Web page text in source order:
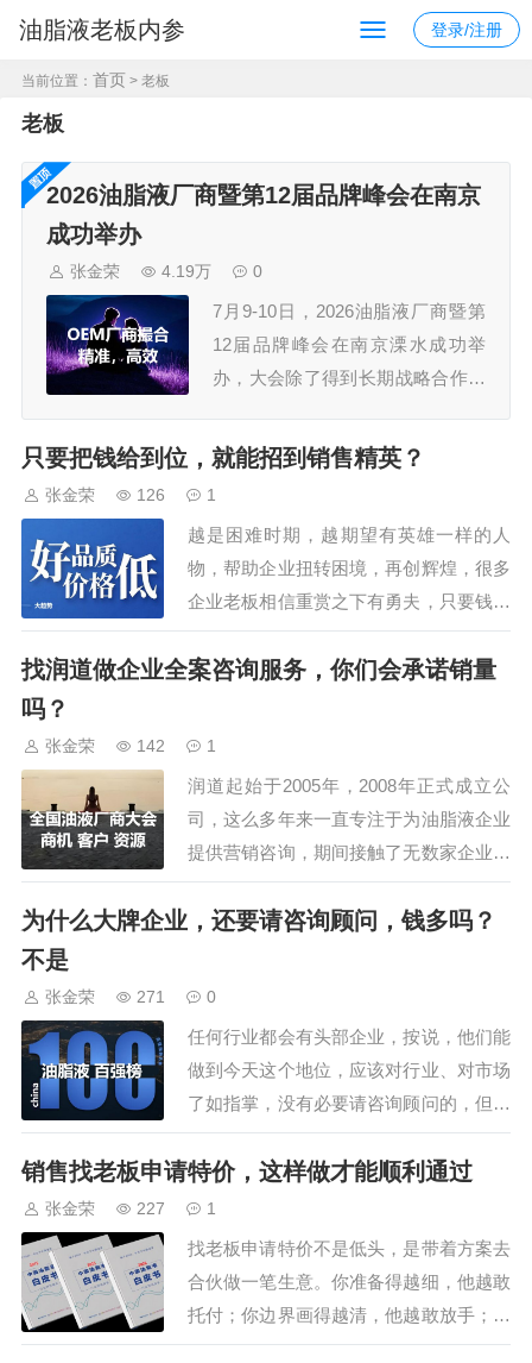
油脂液老板内参 登录/注册
当前位置： 首页 > 老板
老板
2026油脂液厂商暨第12届品牌峰会在南京
成功举办
张金荣 4.19万 0
7月9-10日，2026油脂液厂商暨第
12届品牌峰会在南京溧水成功举
办，大会除了得到长期战略合作伙
司、江苏汤姆智能装备有限公司的
会还安排了参观车油尿素液领导品
牌，占地195亩的可兰素工厂，特
种润滑脂企业，占…
只要把钱给到位，就能招到销售精英？
张金荣 126 1
越是困难时期，越期望有英雄一样的人
物，帮助企业扭转困境，再创辉煌，很多
企业老板相信重赏之下有勇夫，只要钱给
到位，招到精英不是问题。貌似有道理，
但在实际操作中，所谓的给到位其实很难
就可以，5000…
找润道做企业全案咨询服务，你们会承诺销量
吗？
张金荣 142 1
润道起始于2005年，2008年正式成立公
司，这么多年来一直专注于为油脂液企业
提供营销咨询，期间接触了无数家企业，
他们除了了解我们的思路、策略、费用
外，最关心的是能否承诺销量，经常会问
们明确的告…
为什么大牌企业，还要请咨询顾问，钱多吗？
不是
张金荣 271 0
任何行业都会有头部企业，按说，他们能
做到今天这个地位，应该对行业、对市场
了如指掌，没有必要请咨询顾问的，但恰
恰相反，越是大牌企业，反而会和咨询公
司合作，而一些小微企业，却对咨询顾问
拒之千里，是大牌企业钱多烧的吗？不
是，请咨询顾问是因为：1、破除“认知遮
蔽”：你需要一只天眼不管一家公司多么
厉害，都无法…
销售找老板申请特价，这样做才能顺利通过
张金荣 227 1
找老板申请特价不是低头，是带着方案去
合伙做一笔生意。你准备得越细，他越敢
托付；你边界画得越清，他越敢放手；你
事后越有回音，他越愿意再信你一次。说